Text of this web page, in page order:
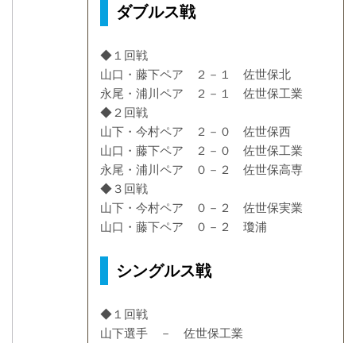
ダブルス戦
◆１回戦
山口・藤下ペア ２－１ 佐世保北
永尾・浦川ペア ２－１ 佐世保工業
◆２回戦
山下・今村ペア ２－０ 佐世保西
山口・藤下ペア ２－０ 佐世保工業
永尾・浦川ペア ０－２ 佐世保高専
◆３回戦
山下・今村ペア ０－２ 佐世保実業
山口・藤下ペア ０－２ 瓊浦
シングルス戦
◆１回戦
山下選手 － 佐世保工業